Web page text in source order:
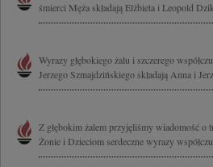
śmierci Męża składają Elżbieta i Leopold
Wyrazy głębokiego żalu i szczerego
Jerzego Szmajdzińskiego składają Anna i
Z głębokim żalem przyjęliśmy wiadomość o
Żonie i Dzieciom serdeczne wyrazy